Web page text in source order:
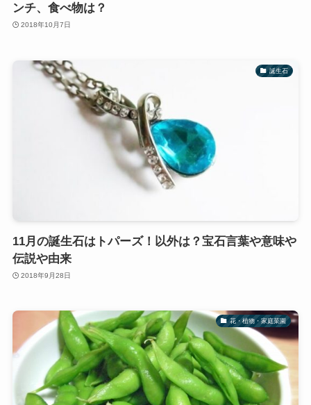
ンチ、食べ物は？
2018年10月7日
誕生石
11月の誕生石はトパーズ！以外は？宝石言葉や意味や
伝説や由来
2018年9月28日
花・植物・家庭菜園